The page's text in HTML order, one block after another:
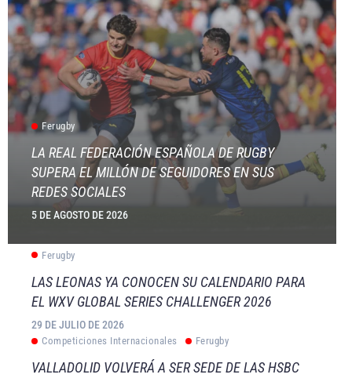
Ferugby
LA REAL FEDERACIÓN ESPAÑOLA DE RUGBY
SUPERA EL MILLÓN DE SEGUIDORES EN SUS
REDES SOCIALES
5 DE AGOSTO DE 2026
Ferugby
LAS LEONAS YA CONOCEN SU CALENDARIO PARA
EL WXV GLOBAL SERIES CHALLENGER 2026
29 DE JULIO DE 2026
Competiciones Internacionales Ferugby
VALLADOLID VOLVERÁ A SER SEDE DE LAS HSBC